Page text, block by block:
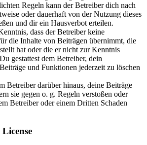
Regeln kann der Betreiber dich nach
oder dauerhaft von der Nutzung dieses
und dir ein Hausverbot erteilen.
dass der Betreiber keine
die Inhalte von Beiträgen übernimmt, die
hat oder die er nicht zur Kenntnis
gestattest dem Betreiber, dein
und Funktionen jederzeit zu löschen
Betreiber darüber hinaus, deine Beiträge
sie gegen o. g. Regeln verstoßen oder
Betreiber oder einem Dritten Schaden